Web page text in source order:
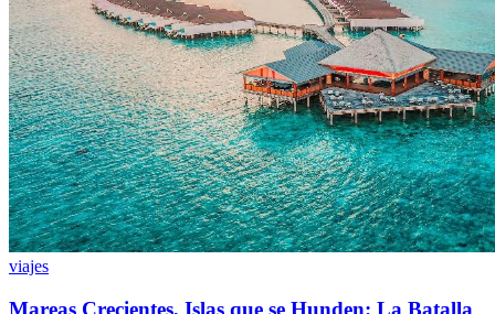
viajes
Mareas Crecientes, Islas que se Hunden: La Batalla